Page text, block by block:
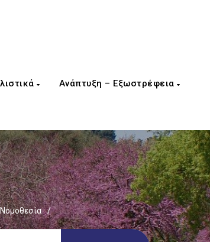
Ανάπτυξη – Εξωστρέφεια
/